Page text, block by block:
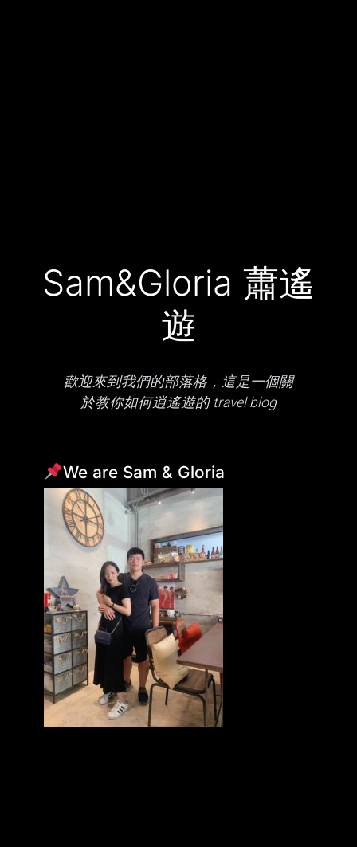
Sam&Gloria 蕭遙
遊
歡迎來到我們的部落格，這是一個關
於教你如何逍遙遊的 travel blog
We are Sam & Gloria